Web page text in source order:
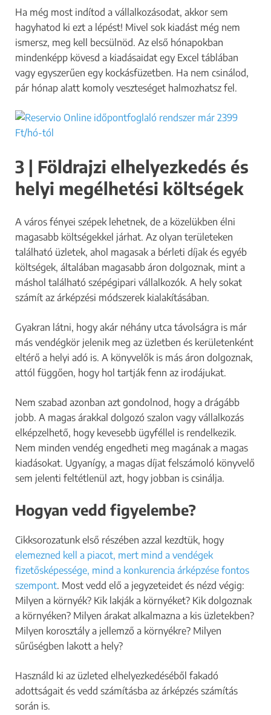
Ha még most indítod a vállalkozásodat, akkor sem
hagyhatod ki ezt a lépést! Mivel sok kiadást még nem
ismersz, meg kell becsülnöd. Az első hónapokban
mindenképp kövesd a kiadásaidat egy Excel táblában
vagy egyszerűen egy kockásfüzetben. Ha nem csinálod,
pár hónap alatt komoly veszteséget halmozhatsz fel.
3 | Földrajzi elhelyezkedés és
helyi megélhetési költségek
A város fényei szépek lehetnek, de a közelükben élni
magasabb költségekkel járhat. Az olyan területeken
található üzletek, ahol magasak a bérleti díjak és egyéb
költségek, általában magasabb áron dolgoznak, mint a
máshol található szépégipari vállalkozók. A hely sokat
számít az árképzési módszerek kialakításában.
Gyakran látni, hogy akár néhány utca távolságra is már
más vendégkör jelenik meg az üzletben és kerületenként
eltérő a helyi adó is. A könyvelők is más áron dolgoznak,
attól függően, hogy hol tartják fenn az irodájukat.
Nem szabad azonban azt gondolnod, hogy a drágább
jobb. A magas árakkal dolgozó szalon vagy vállalkozás
elképzelhető, hogy kevesebb ügyféllel is rendelkezik.
Nem minden vendég engedheti meg magának a magas
kiadásokat. Ugyanígy, a magas díjat felszámoló könyvelő
sem jelenti feltétlenül azt, hogy jobban is csinálja.
Hogyan vedd figyelembe?
Cikksorozatunk első részében azzal kezdtük, hogy
elemezned kell a piacot, mert mind a vendégek
fizetősképessége, mind a konkurencia árképzése fontos
szempont. Most vedd elő a jegyzeteidet és nézd végig:
Milyen a környék? Kik lakják a környéket? Kik dolgoznak
a környéken? Milyen árakat alkalmazna a kis üzletekben?
Milyen korosztály a jellemző a környékre? Milyen
sűrűségben lakott a hely?
Használd ki az üzleted elhelyezkedéséből fakadó
adottságait és vedd számításba az árképzés számítás
során is.